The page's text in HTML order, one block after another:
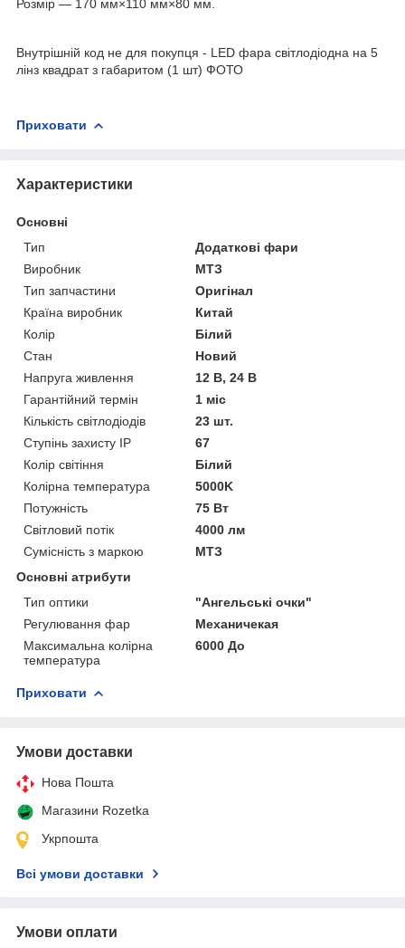
Розмір — 170 мм×110 мм×80 мм.
Внутрішній код не для покупця - LED фара світлодіодна на 5
лінз квадрат з габаритом (1 шт) ФОТО
Приховати
Характеристики
Основні
Тип
Додаткові фари
Виробник
МТЗ
Тип запчастини
Оригінал
Країна виробник
Китай
Колір
Білий
Стан
Новий
Напруга живлення
12 В, 24 В
Гарантійний термін
1 міс
Кількість світлодіодів
23 шт.
Ступінь захисту IP
67
Колір світіння
Білий
Колірна температура
5000K
Потужність
75 Вт
Світловий потік
4000 лм
Сумісність з маркою
МТЗ
Основні атрибути
Тип оптики
"Ангельські очки"
Регулювання фар
Механичекая
Максимальна колірна
температура
6000 До
Приховати
Умови доставки
Нова Пошта
Магазини Rozetka
Укрпошта
Всі умови доставки
Умови оплати